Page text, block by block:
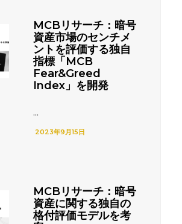
MCBリサーチ：暗号
資産市場のセンチメ
ントを評価する独自
指標「MCB
Fear&Greed
Index」を開発
...
2023年9月15日
MCBリサーチ：暗号
資産に関する独自の
格付評価モデルを考